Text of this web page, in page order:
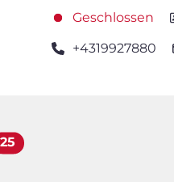
Geschlossen
+4319927880
25